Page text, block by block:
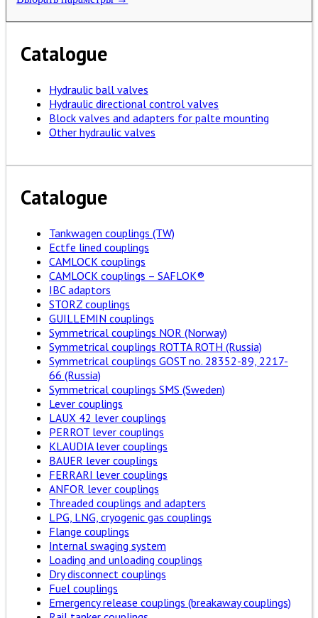
Catalogue
Hydraulic ball valves
Hydraulic directional control valves
Block valves and adapters for palte mounting
Other hydraulic valves
Catalogue
Tankwagen couplings (TW)
Ectfe lined couplings
CAMLOCK couplings
CAMLOCK couplings – SAFLOK®
IBC adaptors
STORZ couplings
GUILLEMIN couplings
Symmetrical couplings NOR (Norway)
Symmetrical couplings ROTTA ROTH (Russia)
Symmetrical couplings GOST no. 28352-89, 2217-
66 (Russia)
Symmetrical couplings SMS (Sweden)
Lever couplings
LAUX 42 lever couplings
PERROT lever couplings
KLAUDIA lever couplings
BAUER lever couplings
FERRARI lever couplings
ANFOR lever couplings
Threaded couplings and adapters
LPG, LNG, cryogenic gas couplings
Flange couplings
Internal swaging system
Loading and unloading couplings
Dry disconnect couplings
Fuel couplings
Emergency release couplings (breakaway couplings)